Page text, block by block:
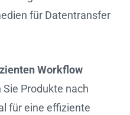
für Datentransfer
Workflow
Sie Produkte nach
für eine effiziente